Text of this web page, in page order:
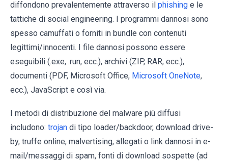
diffondono prevalentemente attraverso il phishing e le
tattiche di social engineering. I programmi dannosi sono
spesso camuffati o forniti in bundle con contenuti
legittimi/innocenti. I file dannosi possono essere
eseguibili (.exe, .run, ecc.), archivi (ZIP, RAR, ecc.),
documenti (PDF, Microsoft Office, Microsoft OneNote,
ecc.), JavaScript e così via.
I metodi di distribuzione del malware più diffusi
includono: trojan di tipo loader/backdoor, download drive-
by, truffe online, malvertising, allegati o link dannosi in e-
mail/messaggi di spam, fonti di download sospette (ad